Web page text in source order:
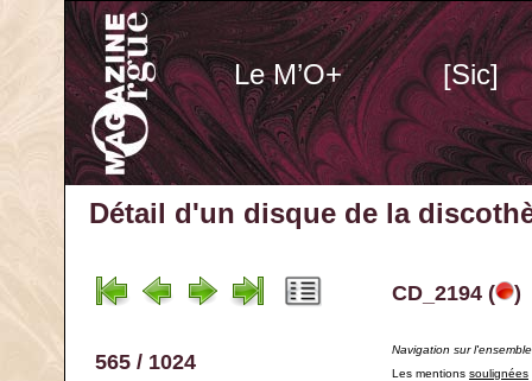
Le M’O+ [Sic]
Détail d'un disque de la
CD_2194 ( )
565 / 1024
Navigation sur
Les mentions soulignées